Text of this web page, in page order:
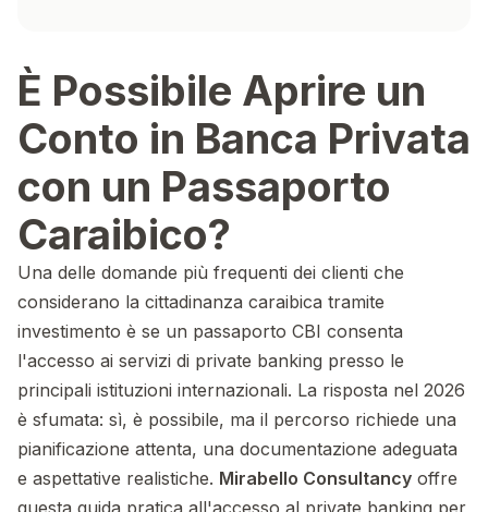
È Possibile Aprire un
Conto in Banca Privata
con un Passaporto
Caraibico?
Una delle domande più frequenti dei clienti che
considerano la cittadinanza caraibica tramite
investimento è se un passaporto CBI consenta
l'accesso ai servizi di private banking presso le
principali istituzioni internazionali. La risposta nel 2026
è sfumata: sì, è possibile, ma il percorso richiede una
pianificazione attenta, una documentazione adeguata
e aspettative realistiche. Mirabello Consultancy offre
questa guida pratica all'accesso al private banking per